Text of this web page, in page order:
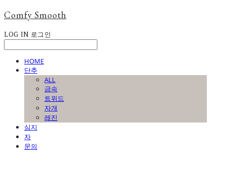
Comfy Smooth
LOG IN 로그인
HOME
단추
ALL
금속
트위드
자개
레진
심지
자
문의